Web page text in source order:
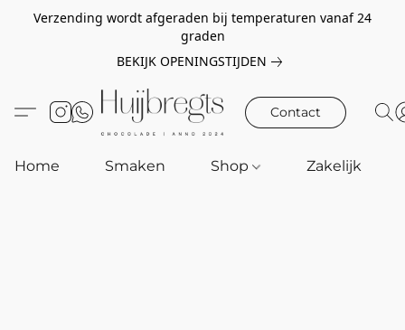
Verzending wordt afgeraden bij temperaturen vanaf 24
graden
BEKIJK OPENINGSTIJDEN
Contact
Home Smaken Shop Zakelijk